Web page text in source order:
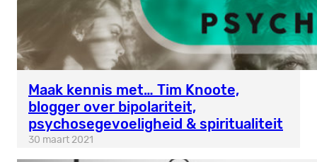
Maak kennis met… Tim Knoote,
blogger over bipolariteit,
psychosegevoeligheid & spiritualiteit
30 maart 2021